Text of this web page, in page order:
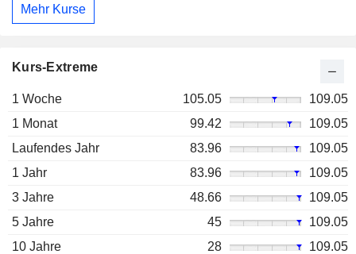
Mehr Kurse
Kurs-Extreme
1 Woche 105.05
109.05
1 Monat
99.42
109.05
Laufendes Jahr
83.96
109.05
1 Jahr
83.96
109.05
3 Jahre
48.66
109.05
5 Jahre
45
109.05
10 Jahre
28 109.05